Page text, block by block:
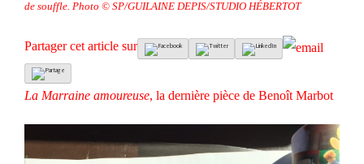
de souffle. Photo © SP/GUILAINE DEPIS/STUDIO HÉBERTOT
Partager cet article sur
La Marraine amoureuse, la dernière pièce de Benoît Marbot